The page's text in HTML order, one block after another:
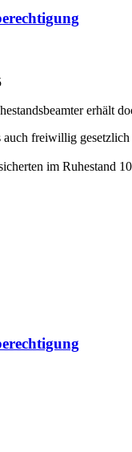
erhält
freiwillig
im Ruhestand